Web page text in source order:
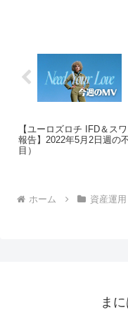
【ユーロズロチ IFD＆ス
報告】2022年5月2日週の
目）
ホーム 資産運用
ま